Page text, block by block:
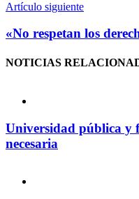
Artículo siguiente
«No respetan los
NOTICIAS
Universidad pública y
necesaria